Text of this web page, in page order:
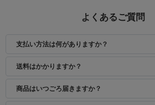
よくあるご質問
支払い方法は何がありますか？
送料はかかりますか？
商品はいつごろ届きますか？